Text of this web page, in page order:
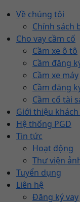
Về chúng tôi
Chính sách
Cho vay cầm cố
Cầm xe ô tô
Cầm đăng
Cầm xe máy
Cầm đăng
Cầm cố tài
Giới thiệu khách
Hệ thống PGD
Tin tức
Hoạt động
Thư viện
Tuyển dụng
Liên hệ
Đăng ký vay